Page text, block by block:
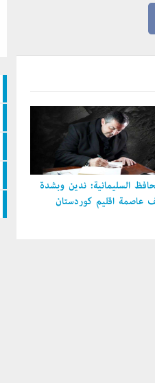
السليمانية: ندين وبشدة
عاصمة إقليم كوردستان